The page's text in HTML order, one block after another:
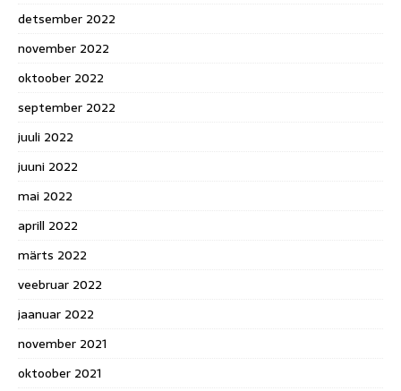
detsember 2022
november 2022
oktoober 2022
september 2022
juuli 2022
juuni 2022
mai 2022
aprill 2022
märts 2022
veebruar 2022
jaanuar 2022
november 2021
oktoober 2021